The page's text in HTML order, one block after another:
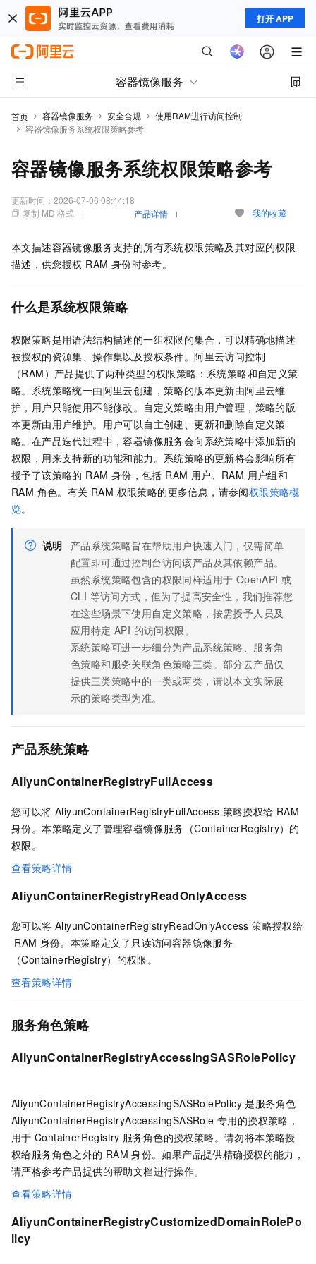
打开 APP
容器镜像服务
首页 容器镜像服务 安全合规
使用RAM进行访问控制
容器镜像服务系统权限策略参考
容器镜像服务系统权限策略参考
更新时间： 2026-07-06 08:44:18
复制 MD 格式
产品详情 我的收藏
本文描述容器镜像服务支持的所有系统权限策略及其对应的权限
描述，供您授权 RAM 身份时参考。
什么是系统权限策略
权限策略是用语法结构描述的一组权限的集合，可以精确地描述
被授权的资源集、操作集以及授权条件。阿里云访问控制
（RAM）产品提供了两种类型的权限策略：系统策略和自定义策
略。系统策略统一由阿里云创建，策略的版本更新由阿里云维
护，用户只能使用不能修改。自定义策略由用户管理，策略的版
本更新由用户维护。用户可以自主创建、更新和删除自定义策
略。在产品迭代过程中，容器镜像服务会向系统策略中添加新的
权限，用来支持新的功能和能力。系统策略的更新将会影响所有
授予了该策略的 RAM 身份，包括 RAM 用户、RAM 用户组和
RAM 角色。有关 RAM 权限策略的更多信息，请参阅权限策略概
览。
说明
产品系统策略旨在帮助用户快速入门，仅需简单
配置即可通过控制台访问该产品及其依赖产品。
虽然系统策略包含的权限同样适用于 OpenAPI 或
CLI 等访问方式，但为了提高安全性，我们推荐您
在这些场景下使用自定义策略，按需授予人员及
应用特定 API 的访问权限。
系统策略可进一步细分为产品系统策略、服务角
色策略和服务关联角色策略三类。部分云产品仅
提供三类策略中的一类或两类，请以本文实际展
示的策略类型为准。
产品系统策略
AliyunContainerRegistryFullAccess
您可以将 AliyunContainerRegistryFullAccess 策略授权给 RAM
身份。本策略定义了管理容器镜像服务（ContainerRegistry）的
权限。
查看策略详情
AliyunContainerRegistryReadOnlyAccess
您可以将 AliyunContainerRegistryReadOnlyAccess 策略授权给
RAM 身份。本策略定义了只读访问容器镜像服务
（ContainerRegistry）的权限。
查看策略详情
服务角色策略
AliyunContainerRegistryAccessingSASRolePolicy
AliyunContainerRegistryAccessingSASRolePolicy 是服务角色
AliyunContainerRegistryAccessingSASRole 专用的授权策略，
⽤于 ContainerRegistry 服务⻆⾊的授权策略。请勿将本策略授
权给服务角色之外的 RAM 身份。如果产品提供精确授权的能力，
请严格参考产品提供的帮助文档进行操作。
查看策略详情
AliyunContainerRegistryCustomizedDomainRolePo
licy